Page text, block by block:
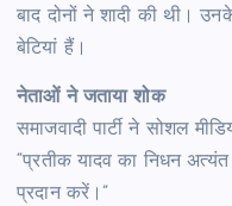
बाद दोनों ने शादी की थी।
बेटियां हैं।
नेताओं ने जताया शोक
समाजवादी पार्टी ने सोशल
“प्रतीक यादव का निधन
प्रदान करें।”